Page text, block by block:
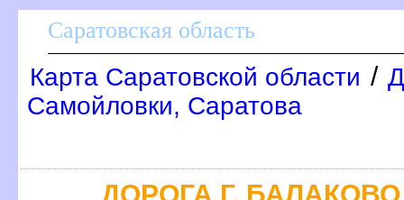
Саратовская область
Карта Саратовской области /
Самойловки, Саратова
ДОРОГА Г. БАЛАКОВО